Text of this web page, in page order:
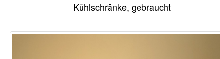
Kühlschränke, gebraucht